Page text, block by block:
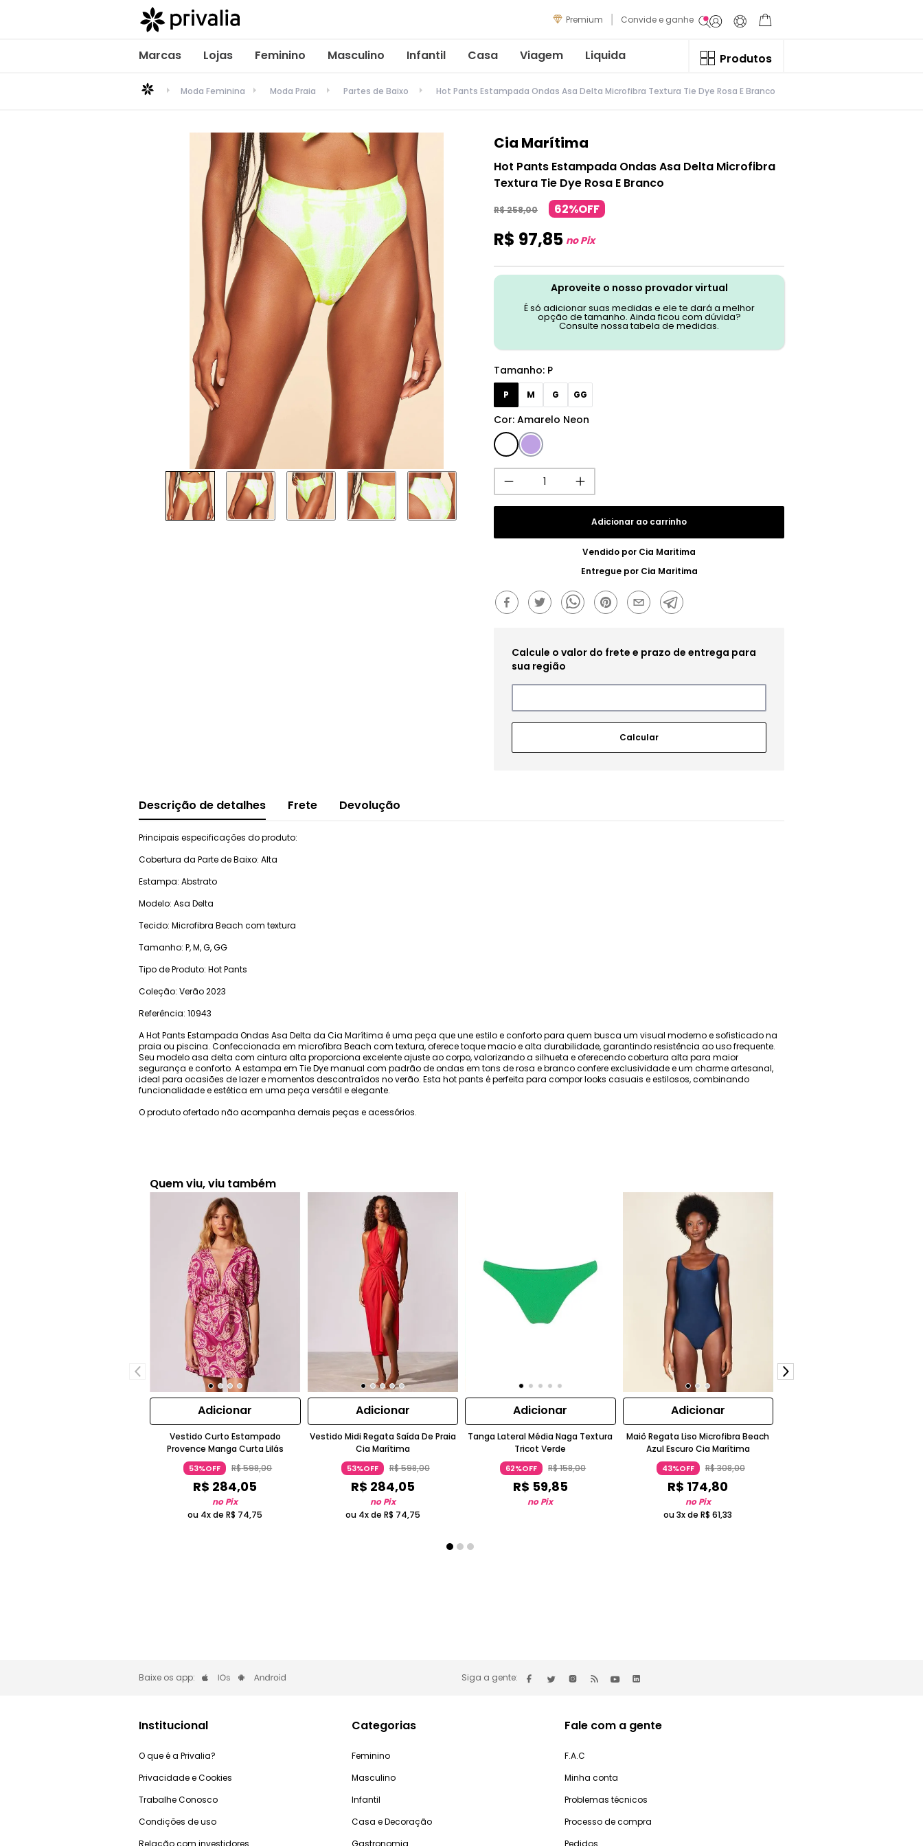
Premium Convide e ganhe
Marcas Lojas Feminino Masculino Infantil Casa Viagem Liquida Produtos
Moda Feminina Moda Praia Partes de Baixo Hot Pants Estampada Ondas Asa Delta Microfibra Textura Tie Dye Rosa E Branco
Cia Marítima
Hot Pants Estampada Ondas Asa Delta Microfibra
Textura Tie Dye Rosa E Branco
R$258,00 62%OFF
R$ 97,85 no Pix
Aproveite o nosso provador virtual
É só adicionar suas medidas e ele te dará a melhor
opção de tamanho. Ainda ficou com dúvida?
Consulte nossa tabela de medidas.
Cor: Amarelo Neon
Tamanho: P
P M G GG
Adicionar ao carrinho
Vendido por Cia Maritima
Entregue por Cia Maritima
Descrição de detalhes Frete Devolução
Principais especificações do produto:
Cobertura da Parte de Baixo: Alta
Estampa: Abstrato
Modelo: Asa Delta
Tecido: Microfibra Beach com textura
Tamanho: P, M, G, GG
Tipo de Produto: Hot Pants
Coleção: Verão 2023
Referência: 10943
A Hot Pants Estampada Ondas Asa Delta da Cia Marítima é uma peça que une estilo e conforto para quem busca um visual moderno e sofisticado na
praia ou piscina. Confeccionada em microfibra Beach com textura, oferece toque macio e alta durabilidade, garantindo resistência ao uso frequente.
Seu modelo asa delta com cintura alta proporciona excelente ajuste ao corpo, valorizando a silhueta e oferecendo cobertura alta para maior
segurança e conforto. A estampa em Tie Dye manual com padrão de ondas em tons de rosa e branco confere exclusividade e um charme artesanal,
ideal para ocasiões de lazer e momentos descontraídos no verão. Esta hot pants é perfeita para compor looks casuais e estilosos, combinando
funcionalidade e estética em uma peça versátil e elegante.
O produto ofertado não acompanha demais peças e acessórios.
Quem viu, viu também
Adicionar
Vestido Curto Estampado
Provence Manga Curta Lilás
53%OFF R$598,00
R$ 284,05
no Pix
ou 4x deR$ 74,75
Adicionar
Vestido Midi Regata Saída De Praia
Cia Marítima
53%OFF R$598,00
R$ 284,05
no Pix
ou 4x de R$ 74,75
Adicionar
Tanga Lateral Média Naga Textura
Tricot Verde
62%OFF R$158,00
R$ 59,85
no Pix
Adicionar
Maiô Regata Liso Microfibra Beach
Azul Escuro Cia Marítima
43%OFF R$308,00
R$ 174,80
no Pix
ou 3x deR$ 61,33
Baixe os app: Siga a gente:
Institucional
O que é a Privalia?
Privacidade e Cookies
Trabalhe Conosco
Condições de uso
Relação com investidores
Categorias
Feminino
Masculino
Infantil
Casa e Decoração
Gastronomia
Fale com a gente
F.A.C
Minha conta
Problemas técnicos
Processo de compra
Pedidos